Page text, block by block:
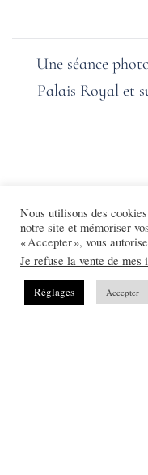
Une séance
Palais Royal et
Foire aux
Location de
Politique de
Nous utilisons des
notre site et mémoriser
« Accepter », vous
Je refuse la vente de mes
Réglages Accepter